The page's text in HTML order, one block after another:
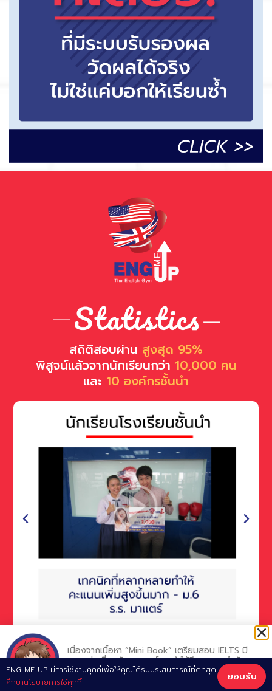
ENG ME UP มีการใช้งานคุกกี้เพื่อให้คุณได้รับประสบการณ์ที่ดีที่สุด
ศึกษานโยบายการใช้คุกกี้
ยอมรับ
สถิติสอบผ่าน สูงสุด 95%
พิสูจน์แล้วจากนักเรียนกว่า 10,000 คน
และ 10 องค์กรชั้นนำ
Developed by ENG ME UP Professional Team © CU-TEP | TOEIC | IELTS |
เนื่องจากเนื้อหา “Mini Book” เตรียมสอบ IELTS มี
ความต่อเนื่องกัน อาจารย์แนะนำให้ศึกษาตามลำดับ
โดยเริ่มจาก Chapter 1
เพื่อประสิทธิภาพสูงสุดครับ